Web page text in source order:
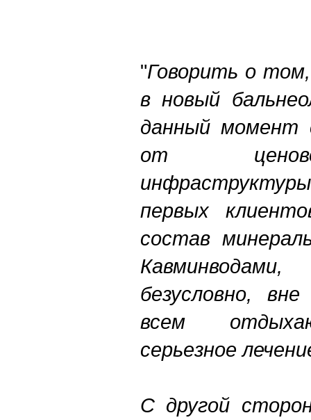
"Говорить о
в новый
данный момент
от
первых
состав
безусловно,
всем
серьезное
С другой